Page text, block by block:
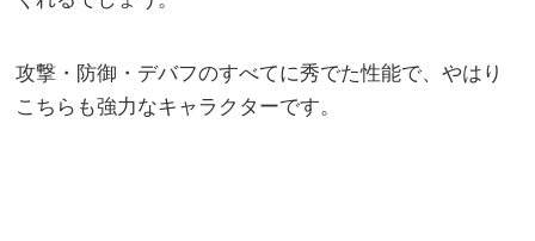
攻撃・防御・デバフのすべてに秀でた性能で、やはり
こちらも強力なキャラクターです。